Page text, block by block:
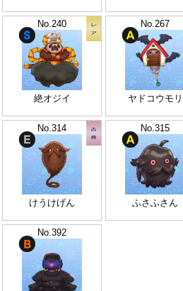
No.240
絶オジイ
No.267
ヤドコウモリ
No.314
けうけげん
No.315
ふさふさん
No.392